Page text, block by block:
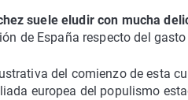
suele eludir con mucha
de España respecto del
del comienzo de esta
europea del populismo